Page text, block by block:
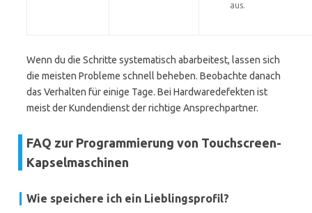
aus.
Wenn du die Schritte systematisch abarbeitest, lassen sich
die meisten Probleme schnell beheben. Beobachte danach
das Verhalten für einige Tage. Bei Hardwaredefekten ist
meist der Kundendienst der richtige Ansprechpartner.
FAQ zur Programmierung von Touchscreen-
Kapselmaschinen
Wie speichere ich ein Lieblingsprofil?